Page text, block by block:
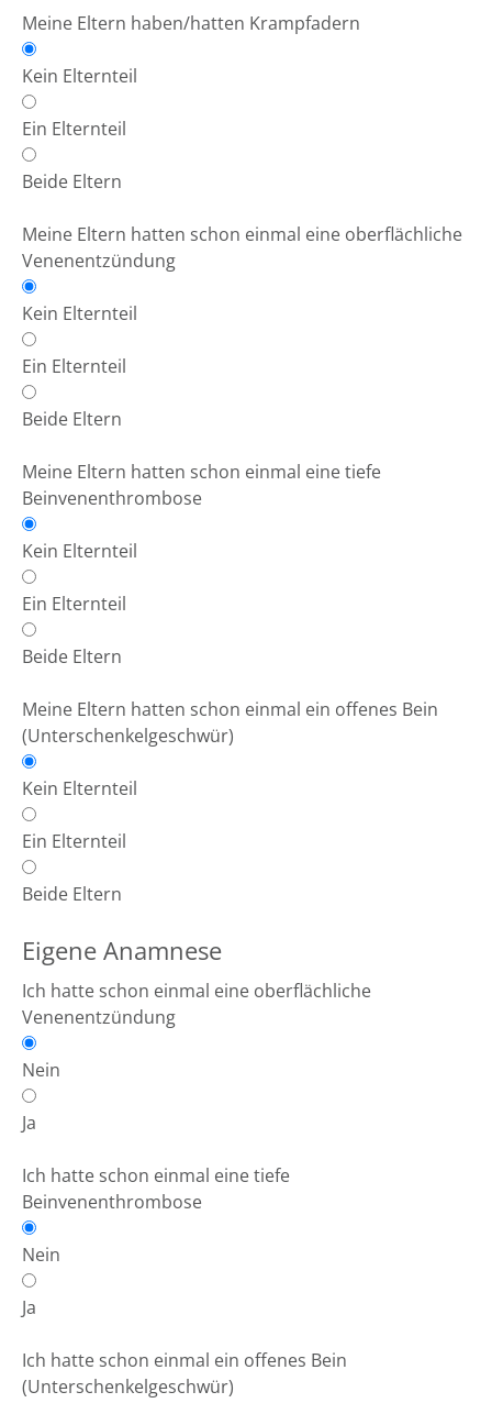
Meine Eltern haben/hatten Krampfadern
Kein Elternteil
Ein Elternteil
Beide Eltern
Meine Eltern hatten schon einmal eine oberflächliche
Venenentzündung
Kein Elternteil
Ein Elternteil
Beide Eltern
Meine Eltern hatten schon einmal eine tiefe
Beinvenenthrombose
Kein Elternteil
Ein Elternteil
Beide Eltern
Meine Eltern hatten schon einmal ein offenes Bein
(Unterschenkelgeschwür)
Kein Elternteil
Ein Elternteil
Beide Eltern
Eigene Anamnese
Ich hatte schon einmal eine oberflächliche
Venenentzündung
Nein
Ja
Ich hatte schon einmal eine tiefe
Beinvenenthrombose
Nein
Ja
Ich hatte schon einmal ein offenes Bein
(Unterschenkelgeschwür)